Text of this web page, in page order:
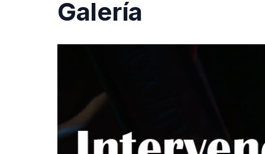
Galería